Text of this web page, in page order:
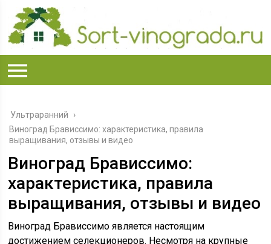
Ультраранний
›
Виноград Брависсимо: характеристика, правила
выращивания, отзывы и видео
Виноград Брависсимо:
характеристика, правила
выращивания, отзывы и видео
Виноград Брависсимо является настоящим
достижением селекционеров. Несмотря на крупные